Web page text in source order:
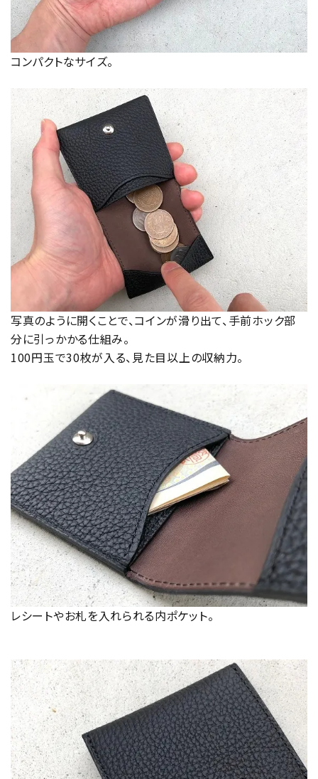
コンパクトなサイズ。
写真のように開くことで、コインが滑り出て、手前ホック部
分に引っかかる仕組み。
100円玉で30枚が入る、見た目以上の収納力。
レシートやお札を入れられる内ポケット。